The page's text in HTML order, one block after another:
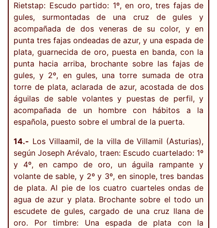
Rietstap: Escudo partido: 1º, en oro, tres fajas de
gules, surmontadas de una cruz de gules y
acompañada de dos veneras de su color, y en
punta tres fajas ondeadas de azur, y una espada de
plata, guarnecida de oro, puesta en banda, con la
punta hacia arriba, brochante sobre las fajas de
gules, y 2º, en gules, una torre sumada de otra
torre de plata, aclarada de azur, acostada de dos
águilas de sable volantes y puestas de perfil, y
acompañada de un hombre con hábitos a la
española, puesto sobre el umbral de la puerta.
14.- Los Villaamil, de la villa de Villamil (Asturias),
según Joseph Arévalo, traen: Escudo cuartelado: 1º
y 4º, en campo de oro, un águila rampante y
volante de sable, y 2º y 3º, en sinople, tres bandas
de plata. Al pie de los cuatro cuarteles ondas de
agua de azur y plata. Brochante sobre el todo un
escudete de gules, cargado de una cruz llana de
oro. Por timbre: Una espada de plata con la